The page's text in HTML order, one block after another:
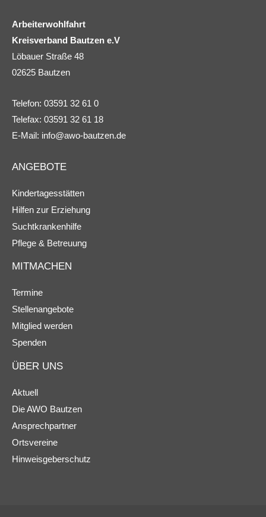
Arbeiterwohlfahrt
Kreisverband Bautzen e.V
Löbauer Straße 48
02625 Bautzen
Telefon: 03591 32 61 0
Telefax: 03591 32 61 18
E-Mail: info@awo-bautzen.de
ANGEBOTE
Kindertagesstätten
Hilfen zur Erziehung
Suchtkrankenhilfe
Pflege & Betreuung
MITMACHEN
Termine
Stellenangebote
Mitglied werden
Spenden
ÜBER UNS
Aktuell
Die AWO Bautzen
Ansprechpartner
Ortsvereine
Hinweisgeberschutz